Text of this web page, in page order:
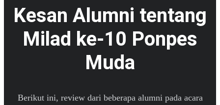
Kesan Alumni tentang
Milad ke-10 Ponpes
Muda
Berikut ini, review dari beberapa alumni pada acara